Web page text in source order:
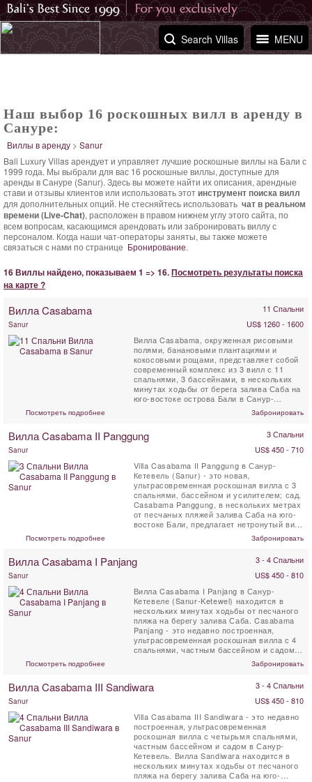
MENU
Search Villas
Наш выбор 16 роскошных вилл в аренду в
Сануре:
Виллы в аренду > Sanur
Bali Luxury Villas арендует и управляет лучшие роскошные виллы на Бали с
1999 года. Мы выбрали для вас 16 роскошные виллы, доступные для
аренды в Сануре (Sanur). Здесь вы можете найти их описания, арендные
стави и отзывы клиентов или использовать этотинструмент поиска вилл
для дополнительных опций. Не стесняйтесь использовать чат в реальном
времени (Live-Chat), расположен в правом нижнем углу этого сайта, по
всем вопросам, касающимся арендовать или забронировать виллу с
персоналом. Когда наши чат-операторы заняты, вы также можете
связаться с нами по странице Бронирование.
16 Виллы найдено, показываем 1 => 16.Посмотреть результаты поиска
на карте ?
Вилла Casabama 11 Спальни
Sanur
US$ 1260 - 1600
Вилла Casabama, окруженная рисовыми
полями, банановыми плантациями и
кокосовыми рощами, представляет собой
современный комплекс из 3 вилл с 11
спальнями, 3 бассейнами, в нескольких
минутах ходьбы от берега залива Саба на
юго-востоке острова Бали в Санур-
Посмотреть подробнее Забронировать
Вилла Casabama II Panggung 3 Спальни
Sanur
US$ 450 - 710
Villa Casabama II Panggung в Санур-
Кетевель (Sanur) - это новая,
ультрасовременная роскошная вилла с 3
спальнями, бассейном и усилителем; сад.
Casabama Panggung, в нескольких метрах
от песчаных пляжей залива Саба на юго-
востоке Бали, предлагает нетронутый вид
на близлежащий океан и на далекую ...
Посмотреть подробнее Забронировать
Вилла Casabama I Panjang 3 - 4 Спальни
Sanur
US$ 450 - 810
Вилла Casabama I Panjang в Санур-
Кетевеле (Sanur-Ketewel) находится в
нескольких минутах ходьбы от песчаного
пляжа на берегу залива Саба. Casabama
Panjang - это недавно построенная,
ультрасовременная роскошная вилла с 4
спальнями, частным бассейном и садом.
Вилла предлагает нетронутый вид ...
Посмотреть подробнее Забронировать
Вилла Casabama III Sandiwara 3 - 4 Спальни
Sanur
US$ 450 - 810
Villa Casabama III Sandiwara - это недавно
построенная, ультрасовременная
роскошная вилла с четырьмя спальнями,
частным бассейном и садом в Санур-
Кетевель. Вилла Sandiwara находится в
нескольких минутах ходьбы от песчаного
пляжа на берегу залива Саба на юго-